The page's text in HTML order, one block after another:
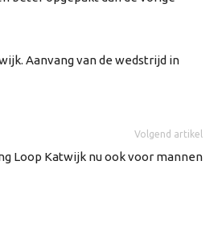
Aanvang van de wedstrijd in
Volgend artikel
Loop Katwijk nu ook voor mannen